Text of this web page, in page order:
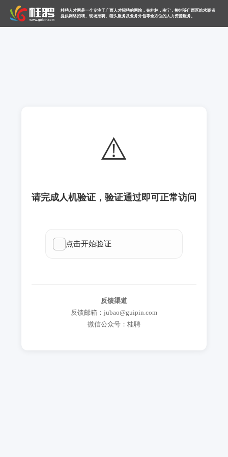
桂聘人才网是一个专注于广西人才招聘的网站，在桂林，南宁，柳州等广西区给求职者
提供网络招聘、现场招聘、猎头服务及业务外包等全方位的人力资源服务。
⚠️
请完成人机验证，验证通过即可正常访问
反馈渠道
反馈邮箱：jubao@guipin.com
微信公众号：桂聘